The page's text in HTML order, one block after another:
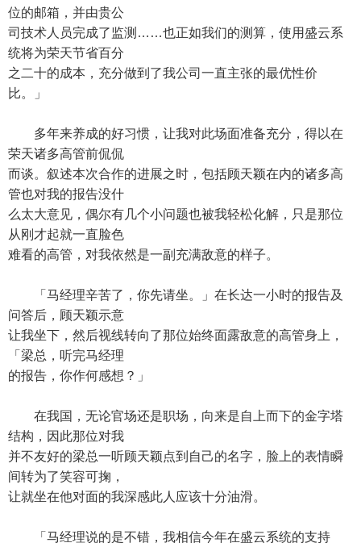
位的邮箱，并由贵公
司技术人员完成了监测……也正如我们的测算，使用盛云系
统将为荣天节省百分
之二十的成本，充分做到了我公司一直主张的最优性价
比。」
多年来养成的好习惯，让我对此场面准备充分，得以在
荣天诸多高管前侃侃
而谈。叙述本次合作的进展之时，包括顾天颖在内的诸多高
管也对我的报告没什
么太大意见，偶尔有几个小问题也被我轻松化解，只是那位
从刚才起就一直脸色
难看的高管，对我依然是一副充满敌意的样子。
「马经理辛苦了，你先请坐。」在长达一小时的报告及
问答后，顾天颖示意
让我坐下，然后视线转向了那位始终面露敌意的高管身上，
「梁总，听完马经理
的报告，你作何感想？」
在我国，无论官场还是职场，向来是自上而下的金字塔
结构，因此那位对我
并不友好的梁总一听顾天颖点到自己的名字，脸上的表情瞬
间转为了笑容可掬，
让就坐在他对面的我深感此人应该十分油滑。
「马经理说的是不错，我相信今年在盛云系统的支持